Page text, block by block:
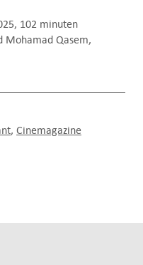
102 minuten
Mohamad Qasem,
Cinemagazine